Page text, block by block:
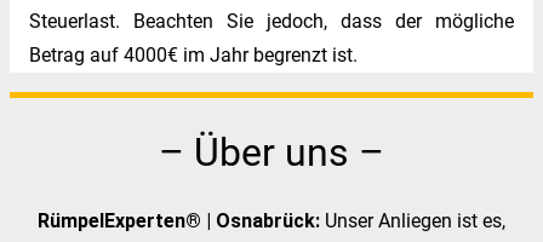
Steuerlast. Beachten Sie jedoch, dass der mögliche
Betrag auf 4000€ im Jahr begrenzt ist.
– Über uns –
RümpelExperten® | Osnabrück: Unser Anliegen ist es,